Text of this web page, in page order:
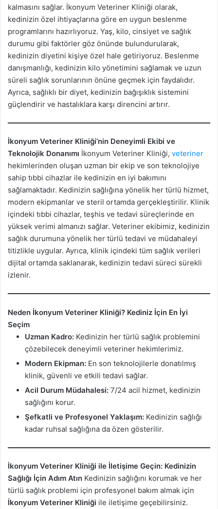
kalmasını sağlar. İkonyum Veteriner Kliniği olarak,
kedinizin özel ihtiyaçlarına göre en uygun beslenme
programlarını hazırlıyoruz. Yaş, kilo, cinsiyet ve sağlık
durumu gibi faktörler göz önünde bulundurularak,
kedinizin diyetini kişiye özel hale getiriyoruz. Beslenme
danışmanlığı, kedinizin kilo yönetimini sağlamak ve uzun
süreli sağlık sorunlarının önüne geçmek için faydalıdır.
Ayrıca, sağlıklı bir diyet, kedinizin bağışıklık sistemini
güçlendirir ve hastalıklara karşı direncini artırır.
İkonyum Veteriner Kliniği’nin Deneyimli Ekibi ve
Teknolojik Donanımı İkonyum Veteriner Kliniği, veteriner
hekimlerinden oluşan uzman bir ekip ve son teknolojiye
sahip tıbbi cihazlar ile kedinizin en iyi bakımını
sağlamaktadır. Kedinizin sağlığına yönelik her türlü hizmet,
modern ekipmanlar ve steril ortamda gerçekleştirilir. Klinik
içindeki tıbbi cihazlar, teşhis ve tedavi süreçlerinde en
yüksek verimi almanızı sağlar. Veteriner ekibimiz, kedinizin
sağlık durumuna yönelik her türlü tedavi ve müdahaleyi
titizlikle uygular. Ayrıca, klinik içindeki tüm sağlık verileri
dijital ortamda saklanarak, kedinizin tedavi süreci sürekli
izlenir.
Neden İkonyum Veteriner Kliniği? Kediniz İçin En İyi
Seçim
Uzman Kadro: Kedinizin her türlü sağlık problemini
çözebilecek deneyimli veteriner hekimlerimiz.
Modern Ekipman: En son teknolojilerle donatılmış
klinik, güvenli ve etkili tedavi sağlar.
Acil Durum Müdahalesi: 7/24 acil hizmet, kedinizin
sağlığını korur.
Şefkatli ve Profesyonel Yaklaşım: Kedinizin sağlığı
kadar ruhsal sağlığına da özen gösterilir.
İkonyum Veteriner Kliniği ile İletişime Geçin: Kedinizin
Sağlığı İçin Adım Atın Kedinizin sağlığını korumak ve her
türlü sağlık problemi için profesyonel bakım almak için
İkonyum Veteriner Kliniği ile iletişime geçebilirsiniz.